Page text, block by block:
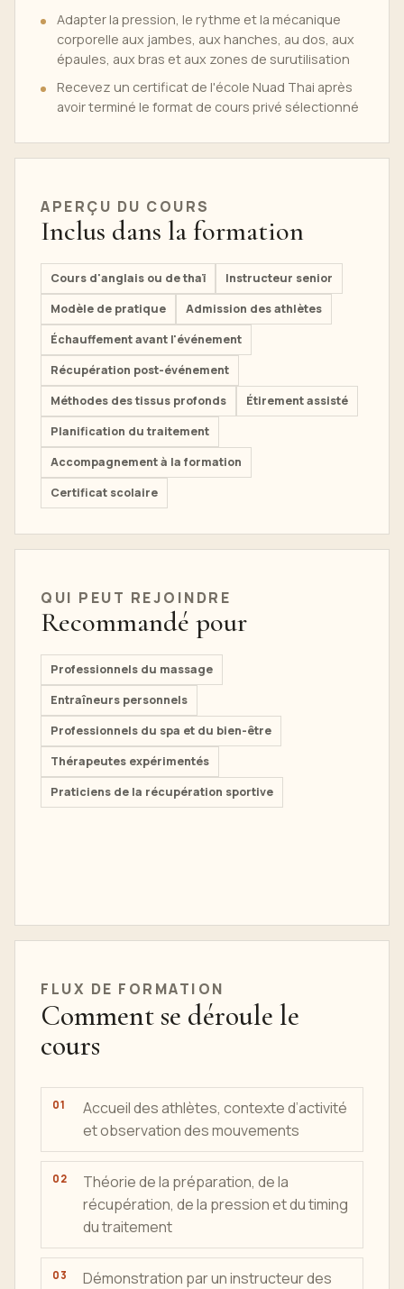
Adapter la pression, le rythme et la mécanique
corporelle aux jambes, aux hanches, au dos, aux
épaules, aux bras et aux zones de surutilisation
Recevez un certificat de l'école Nuad Thai après
avoir terminé le format de cours privé sélectionné
APERÇU DU COURS
Inclus dans la formation
Cours d'anglais ou de thaï
Instructeur senior
Modèle de pratique
Admission des athlètes
Échauffement avant l'événement
Récupération post-événement
Méthodes des tissus profonds
Étirement assisté
Planification du traitement
Accompagnement à la formation
Certificat scolaire
QUI PEUT REJOINDRE
Recommandé pour
Professionnels du massage
Entraîneurs personnels
Professionnels du spa et du bien-être
Thérapeutes expérimentés
Praticiens de la récupération sportive
FLUX DE FORMATION
Comment se déroule le
cours
Accueil des athlètes, contexte d’activité
et observation des mouvements
Théorie de la préparation, de la
récupération, de la pression et du timing
du traitement
Démonstration par un instructeur des